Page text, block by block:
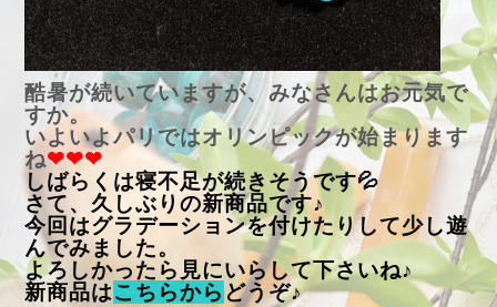
酷暑が続いていますが、みなさんはお元気で
すか。
いよいよパリではオリンピックが始まります
ね❤❤❤
しばらくは寝不足が続きそうです💦
さて、久しぶりの新商品です♪
今回はグラデーションを付けたりして少し遊
んでみました。
よろしかったら見にいらして下さいね♪
新商品はこちらからどうぞ♪